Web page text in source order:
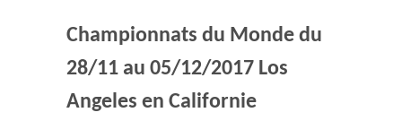
Championnats du Monde du
28/11 au 05/12/2017 Los
Angeles en Californie